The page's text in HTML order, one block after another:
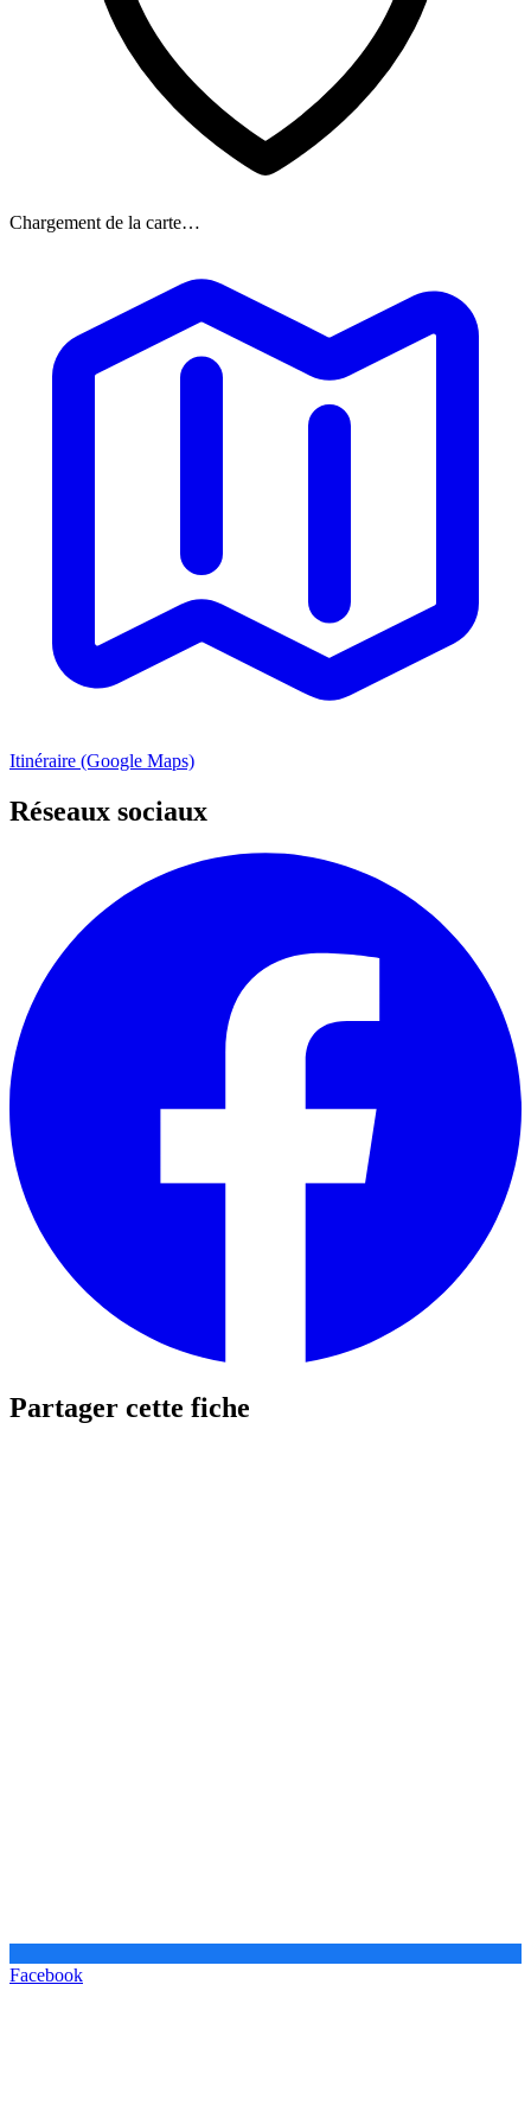
Chargement de la carte…
Itinéraire (Google Maps)
Réseaux sociaux
Partager cette fiche
Facebook